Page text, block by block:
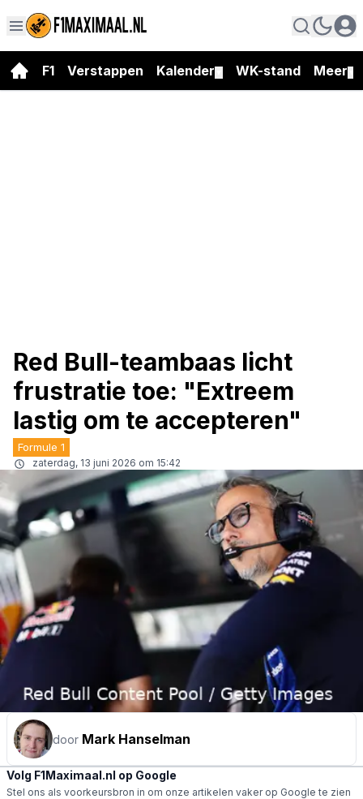
F1 Verstappen Kalender WK-stand Meer
Red Bull-teambaas licht
frustratie toe: "Extreem
lastig om te accepteren"
Formule 1
zaterdag, 13 juni 2026 om 15:42
door Mark Hanselman
Volg F1Maximaal.nl op Google
Stel ons als voorkeursbron in om onze artikelen vaker op Google te zien